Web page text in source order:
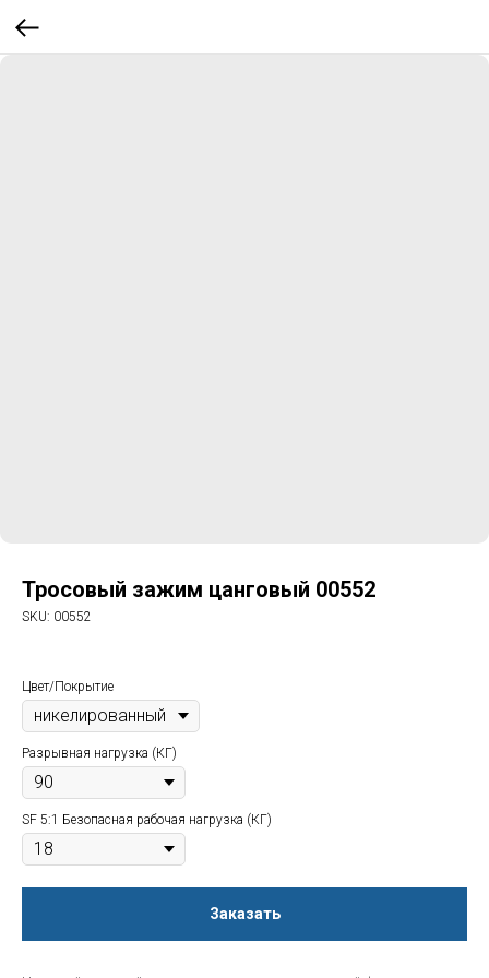
Тросовый зажим цанговый 00552
SKU: 00552
Цвет/Покрытие
Разрывная нагрузка (КГ)
SF 5:1 Безопасная рабочая нагрузка (КГ)
Заказать